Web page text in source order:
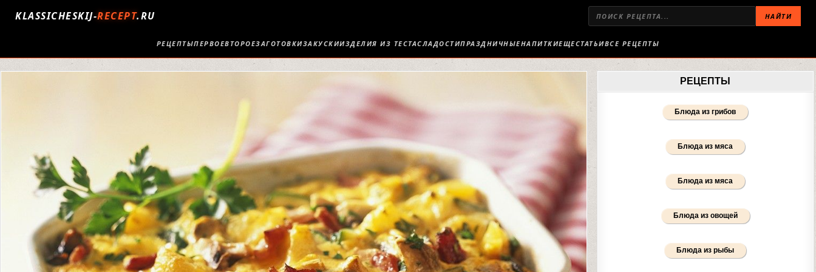
KLASSICHESKIJ-RECEPT.RU НАЙТИ
РЕЦЕПТЫПЕРВОЕВТОРОЕЗАГОТОВКИЗАКУСКИИЗДЕЛИЯ ИЗ ТЕСТАСЛАДОСТИПРАЗДНИЧНЫЕНАПИТКИЕЩЕСТАТЬИВСЕ РЕЦЕПТЫ
РЕЦЕПТЫ
Блюда из грибов
Блюда из мяса
Блюда из мяса
Блюда из овощей
Блюда из рыбы